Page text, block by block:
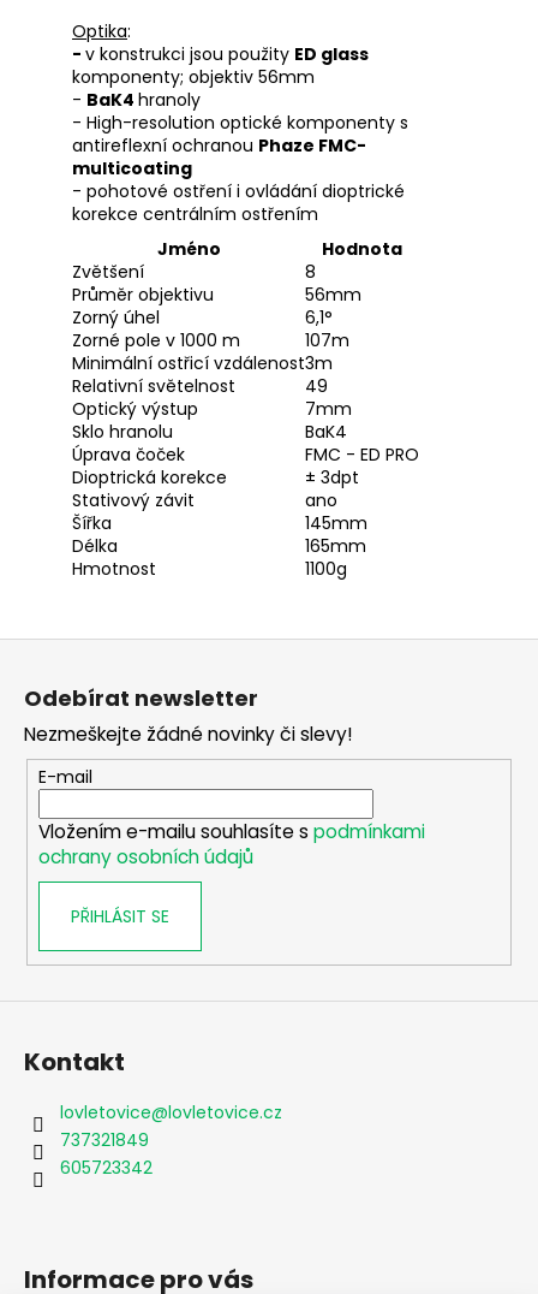
Optika:
- v konstrukci jsou použity ED glass
komponenty; objektiv 56mm
- BaK4 hranoly
- High-resolution optické komponenty s
antireflexní ochranou Phaze FMC-
multicoating
- pohotové ostření i ovládání dioptrické
korekce centrálním ostřením
Jméno
Hodnota
Zvětšení
8
Průměr objektivu
56mm
Zorný úhel
6,1°
Zorné pole v 1000 m
107m
Minimální ostřicí vzdálenost3m
Relativní světelnost
49
Optický výstup
7mm
Sklo hranolu
BaK4
Úprava čoček
FMC - ED PRO
Dioptrická korekce
± 3dpt
Stativový závit
ano
Šířka
145mm
Délka
165mm
Hmotnost
1100g
Odebírat newsletter
Nezmeškejte žádné novinky či slevy!
E-mail
Vložením e-mailu souhlasíte s podmínkami
ochrany osobních údajů
PŘIHLÁSIT SE
Kontakt
lovletovice@lovletovice.cz
737321849
605723342
Informace pro vás